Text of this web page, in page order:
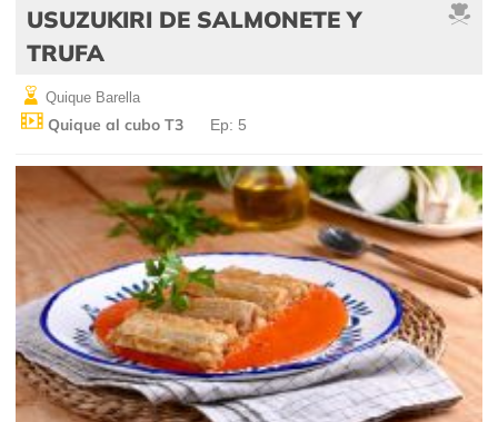
USUZUKIRI DE SALMONETE Y
TRUFA
Quique Barella
Quique al cubo T3 Ep: 5